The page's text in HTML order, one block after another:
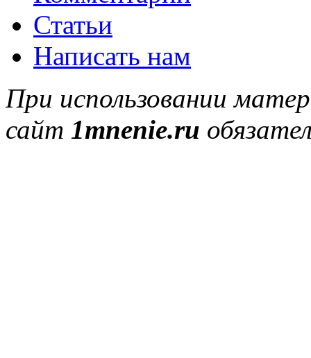
Статьи
Написать нам
При использовании
сайт 1mnenie.ru